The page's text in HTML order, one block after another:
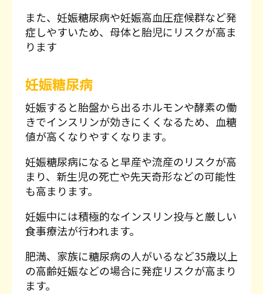
また、妊娠糖尿病や妊娠高血圧症候群など発
症しやすいため、母体と胎児にリスクが高ま
ります
妊娠糖尿病
妊娠すると胎盤から出るホルモンや酵素の働
きでインスリンが効きにくくなるため、血糖
値が高くなりやすくなります。
妊娠糖尿病になると早産や流産のリスクが高
まり、新生児の死亡や先天奇形などの可能性
も高まります。
妊娠中には積極的なインスリン投与と厳しい
食事療法が行われます。
肥満、家族に糖尿病の人がいるなど35歳以上
の高齢妊娠などの場合に発症リスクが高まり
ます。